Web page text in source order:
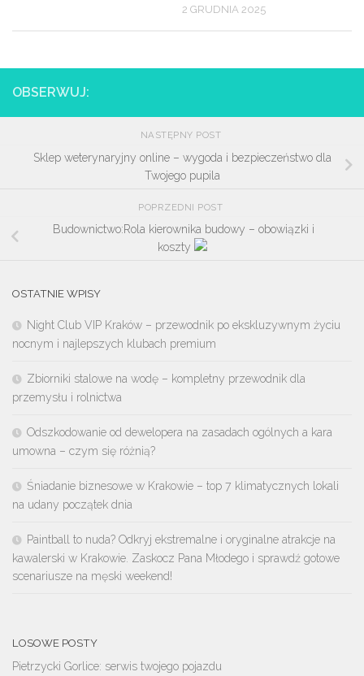
2 GRUDNIA 2025
OBSERWUJ:
NASTĘPNY POST
Sklep weterynaryjny online – wygoda i bezpieczeństwo dla
Twojego pupila
POPRZEDNI POST
Budownictwo:Rola kierownika budowy – obowiązki i
koszty
OSTATNIE WPISY
Night Club VIP Kraków – przewodnik po ekskluzywnym życiu
nocnym i najlepszych klubach premium
Zbiorniki stalowe na wodę – kompletny przewodnik dla
przemysłu i rolnictwa
Odszkodowanie od dewelopera na zasadach ogólnych a kara
umowna – czym się różnią?
Śniadanie biznesowe w Krakowie – top 7 klimatycznych lokali
na udany początek dnia
Paintball to nuda? Odkryj ekstremalne i oryginalne atrakcje na
kawalerski w Krakowie. Zaskocz Pana Młodego i sprawdź gotowe
scenariusze na męski weekend!
LOSOWE POSTY
Pietrzycki Gorlice: serwis twojego pojazdu